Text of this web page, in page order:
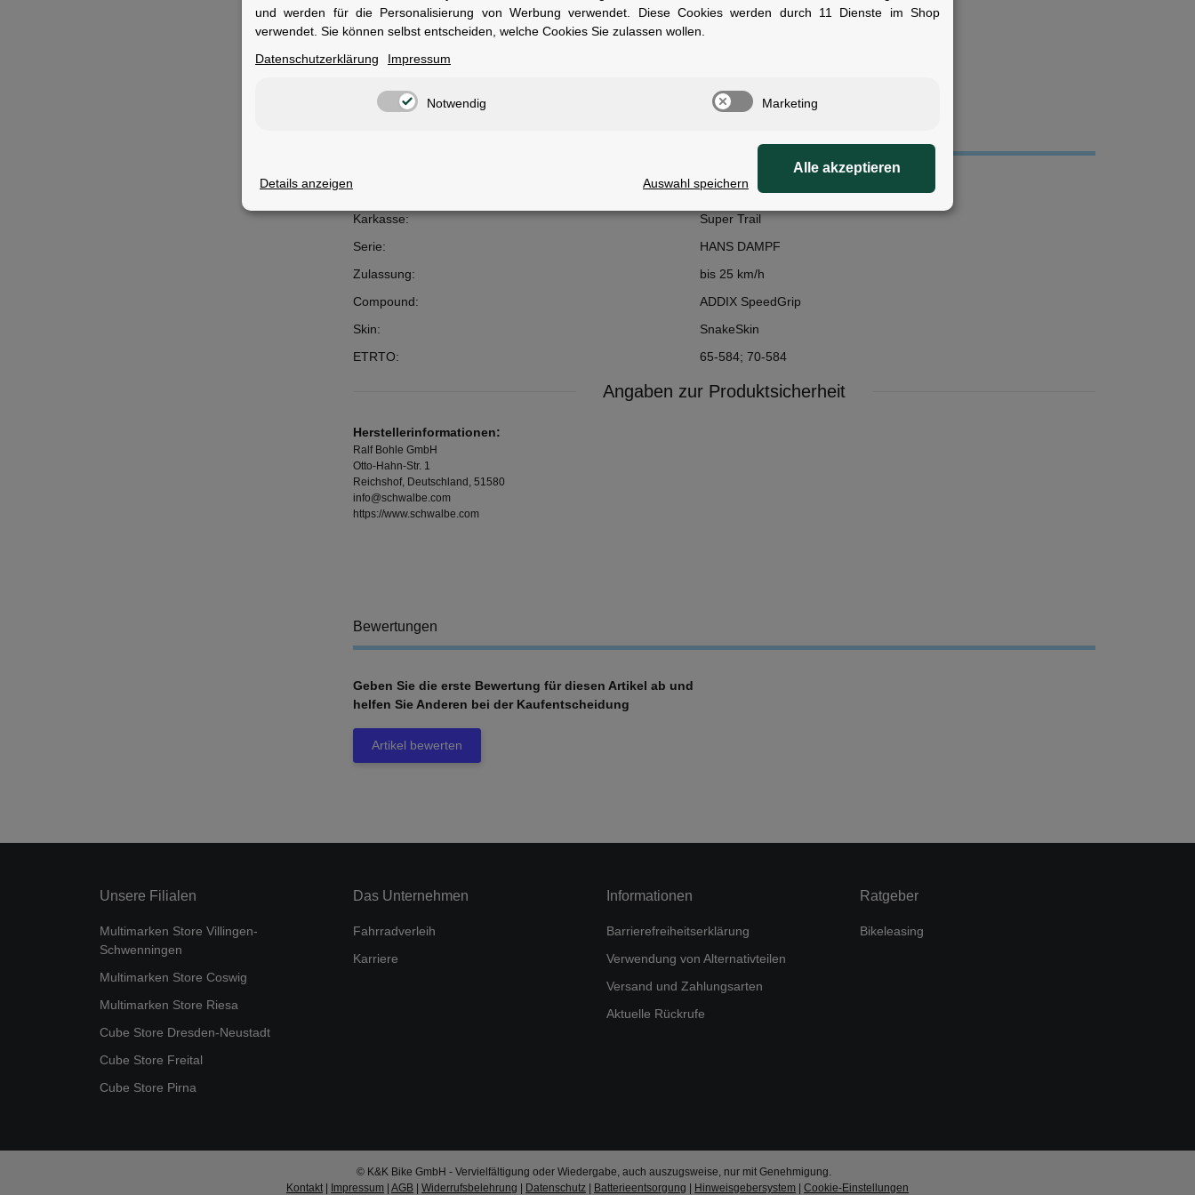
Ideal für Mountainbiker, die einen zuverlässigen Allrounder für technische Trails und wechselnde
Untergründe suchen.
MTB
Karkasse:
Super Trail
Serie:
HANS DAMPF
Zulassung:
bis 25 km/h
Compound:
ADDIX SpeedGrip
Skin:
SnakeSkin
ETRTO:
65-584; 70-584
Angaben zur Produktsicherheit
Herstellerinformationen:
Ralf Bohle GmbH
Otto-Hahn-Str. 1
Reichshof, Deutschland, 51580
info@schwalbe.com
https://www.schwalbe.com
Bewertungen
Geben Sie die erste Bewertung für diesen Artikel ab und
helfen Sie Anderen bei der Kaufentscheidung
Artikel bewerten
Unsere Filialen
Multimarken Store Villingen-
Schwenningen
Multimarken Store Coswig
Multimarken Store Riesa
Cube Store Dresden-Neustadt
Cube Store Freital
Cube Store Pirna
Das Unternehmen
Fahrradverleih
Karriere
Informationen
Barrierefreiheitserklärung
Verwendung von Alternativteilen
Versand und Zahlungsarten
Aktuelle Rückrufe
Ratgeber
Bikeleasing
© K&K Bike GmbH - Vervielfältigung oder Wiedergabe, auch auszugsweise, nur mit Genehmigung.
Kontakt
Impressum AGB Widerrufsbelehrung Datenschutz Batterieentsorgung Hinweisgebersystem Cookie-Einstellungen
und werden für die Personalisierung von Werbung verwendet. Diese Cookies werden durch 11 Dienste im Shop
verwendet. Sie können selbst entscheiden, welche Cookies Sie zulassen wollen.
Datenschutzerklärung
Impressum
Notwendig Marketing
Details anzeigen Auswahl speichern
Alle akzeptieren